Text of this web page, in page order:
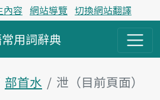
內容 網站導覽 切換網站翻譯
常用詞辭典
部首水 泄（目前頁面）